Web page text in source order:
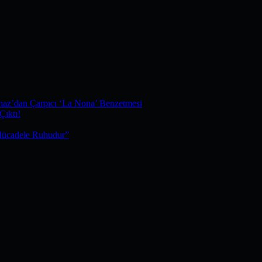
Çarpıcı ‘La Nona’ Benzetmesi
Ruhudur”